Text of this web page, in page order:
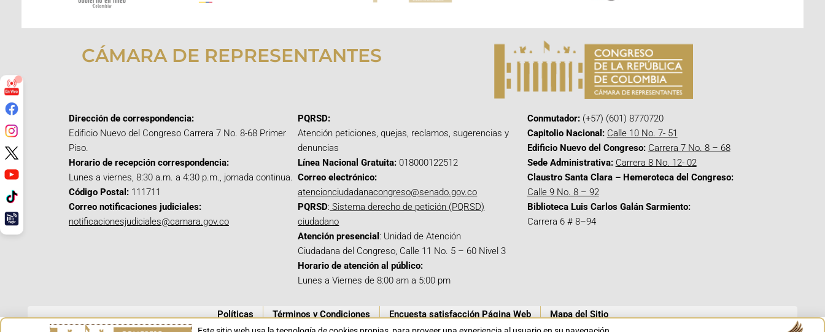
CÁMARA DE REPRESENTANTES
Dirección de correspondencia:
Edificio Nuevo del Congreso Carrera 7 No. 8-68 Primer
Piso.
Horario de recepción correspondencia:
Lunes a viernes, 8:30 a.m. a 4:30 p.m., jornada continua.
Código Postal: 111711
Correo notificaciones judiciales:
notificacionesjudiciales@camara.gov.co
PQRSD:
Atención peticiones, quejas, reclamos, sugerencias y
denuncias
Línea Nacional Gratuita: 018000122512
Correo electrónico:
atencionciudadanacongreso@senado.gov.co
PQRSD: Sistema derecho de petición (PQRSD)
ciudadano
Atención presencial : Unidad de Atención
Ciudadana del Congreso, Calle 11 No. 5 – 60 Nivel 3
Horario de atención al público:
Lunes a Viernes de 8:00 am a 5:00 pm
Conmutador:(+57) (601) 8770720
Capitolio Nacional: Calle 10 No. 7- 51
Edificio Nuevo del Congreso: Carrera 7 No. 8 – 68
Sede Administrativa: Carrera 8 No. 12- 02
Claustro Santa Clara – Hemeroteca del Congreso:
Calle 9 No. 8 – 92
Biblioteca Luis Carlos Galán Sarmiento:
Carrera 6 # 8–94
Políticas Términos y Condiciones Encuesta satisfacción Página Web Mapa del Sitio